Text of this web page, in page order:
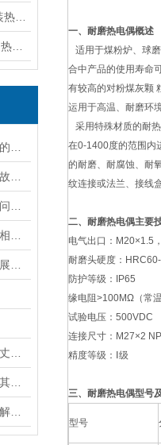
一、耐磨热电偶概述
适用于煤粉炉、球
合中产品的使用寿命
有较高的对粉煤灰颗
运用于高温、耐磨环
采用特殊材质的耐
在0-1400度的范围内
的耐磨、耐腐蚀、耐
纹连接或法兰、接线
二、耐磨热电偶主要
电气出口：M20×1.5
耐磨头硬度：
防护等级：IP65
缘电阻>100MΩ（常
试验电压：500VDC
连接尺寸：M27×2
精度等级：Ⅰ级
三、耐磨热电偶型号
型号